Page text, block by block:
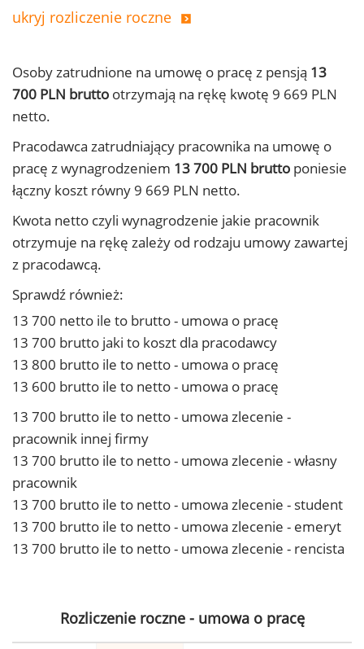
ukryj rozliczenie roczne
Osoby zatrudnione na umowę o pracę z pensją 13
700 PLN brutto otrzymają na rękę kwotę 9 669 PLN
netto.
Pracodawca zatrudniający pracownika na umowę o
pracę z wynagrodzeniem 13 700 PLN brutto poniesie
łączny koszt równy 9 669 PLN netto.
Kwota netto czyli wynagrodzenie jakie pracownik
otrzymuje na rękę zależy od rodzaju umowy zawartej
z pracodawcą.
Sprawdź również:
13 700 netto ile to brutto - umowa o pracę
13 700 brutto jaki to koszt dla pracodawcy
13 800 brutto ile to netto - umowa o pracę
13 600 brutto ile to netto - umowa o pracę
13 700 brutto ile to netto - umowa zlecenie -
pracownik innej firmy
13 700 brutto ile to netto - umowa zlecenie - własny
pracownik
13 700 brutto ile to netto - umowa zlecenie - student
13 700 brutto ile to netto - umowa zlecenie - emeryt
13 700 brutto ile to netto - umowa zlecenie - rencista
Rozliczenie roczne - umowa o pracę